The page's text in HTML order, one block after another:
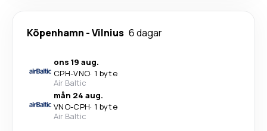
Köpenhamn -Vilnius 6 dagar
ons 19 aug.
CPH-VNO· 1 byte
Air Baltic
mån 24 aug.
VNO-CPH· 1 byte
Air Baltic